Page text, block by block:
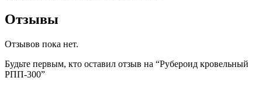
Отзывы
Отзывов пока нет.
Будьте первым, кто оставил отзыв на “Рубероид кровельный
РПП-300”